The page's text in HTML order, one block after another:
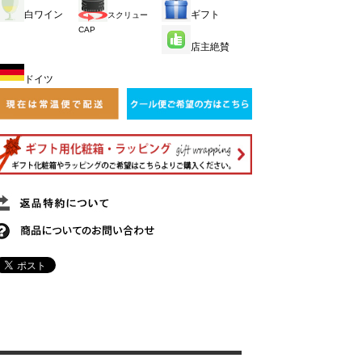
白ワイン
スクリュー
CAP
ギフト
店主絶賛
ドイツ